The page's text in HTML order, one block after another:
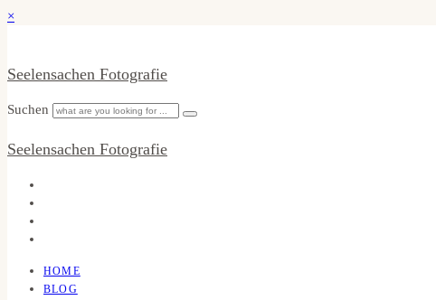
×
Seelensachen Fotografie
Suchen
Seelensachen Fotografie
HOME
BLOG